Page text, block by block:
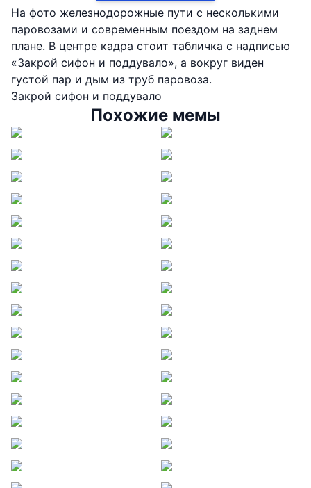
На фото железнодорожные пути с несколькими
паровозами и современным поездом на заднем
плане. В центре кадра стоит табличка с надписью
«Закрой сифон и поддувало», а вокруг виден
густой пар и дым из труб паровоза.
Закрой сифон и поддувало
Похожие мемы